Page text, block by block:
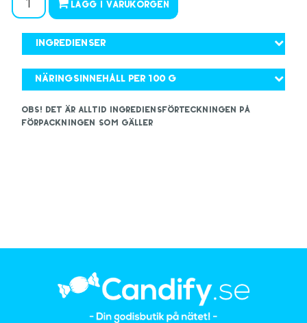
Lägg i varukorgen
Ingredienser
Näringsinnehåll per 100 g
OBS! Det är alltid ingrediensförteckningen på
förpackningen som gäller